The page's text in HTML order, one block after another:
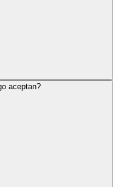
aceptan?